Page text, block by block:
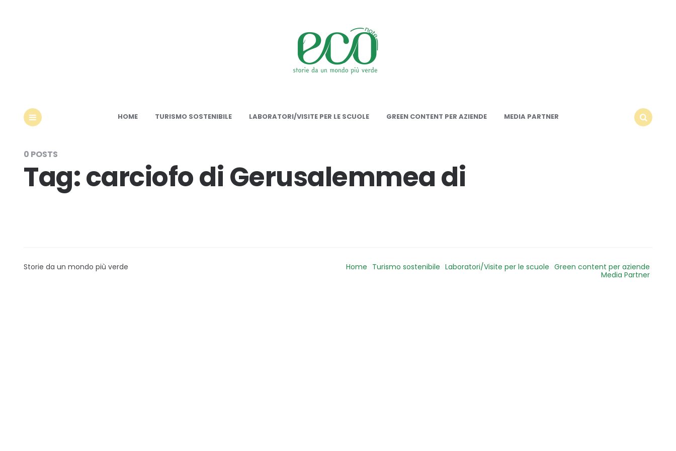
HOME TURISMO SOSTENIBILE LABORATORI/VISITE PER LE SCUOLE GREEN CONTENT PER AZIENDE
MEDIA PARTNER
0 POSTS
Tag:carciofo di Gerusalemmea di
Storie da un mondo più verde Home Turismo sostenibile Laboratori/Visite per le scuole Green content per aziende
Media Partner